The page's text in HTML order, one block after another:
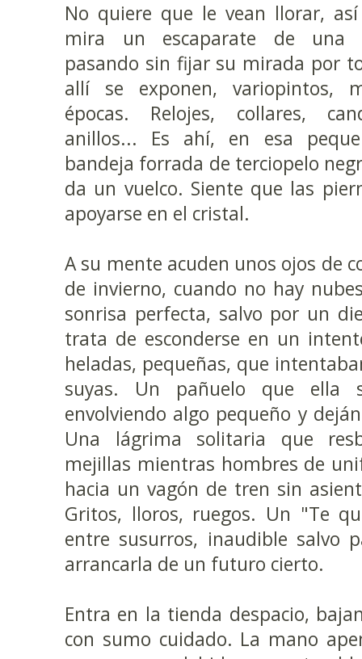
No quiere que le vean llorar,
mira un escaparate de una
pasando sin fijar su mirada por
allí se exponen, variopintos,
épocas. Relojes, collares,
anillos... Es ahí, en esa
bandeja forrada de terciopelo
da un vuelco. Siente que las
apoyarse en el cristal.
A su mente acuden unos ojos de
de invierno, cuando no hay
sonrisa perfecta, salvo por un
trata de esconderse en un
heladas, pequeñas, que
suyas. Un pañuelo que ella
envolviendo algo pequeño y
Una lágrima solitaria que
mejillas mientras hombres de
hacia un vagón de tren sin
Gritos, lloros, ruegos. Un "Te
entre susurros, inaudible salvo
arrancarla de un futuro cierto.
Entra en la tienda despacio,
con sumo cuidado. La mano